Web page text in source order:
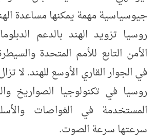
جيوسياسية مهمة يمكنها مساعدة
روسيا تزويد الهند بالدعم
الأمن التابع للأمم المتحدة
في الجوار القاري الأوسع للهند. لا
روسيا في تكنولوجيا الصواريخ
المستخدمة في الغواصات
سرعتها سرعة الصوت.